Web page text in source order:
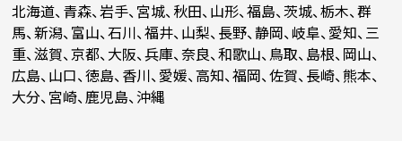
北海道、青森、岩手、宮城、秋田、山形、福島、茨城、栃木、群
馬、新潟、富山、石川、福井、山梨、長野、静岡、岐阜、愛知、三
重、滋賀、京都、大阪、兵庫、奈良、和歌山、鳥取、島根、岡山、
広島、山口、徳島、香川、愛媛、高知、福岡、佐賀、長崎、熊本、
大分、宮崎、鹿児島、沖縄